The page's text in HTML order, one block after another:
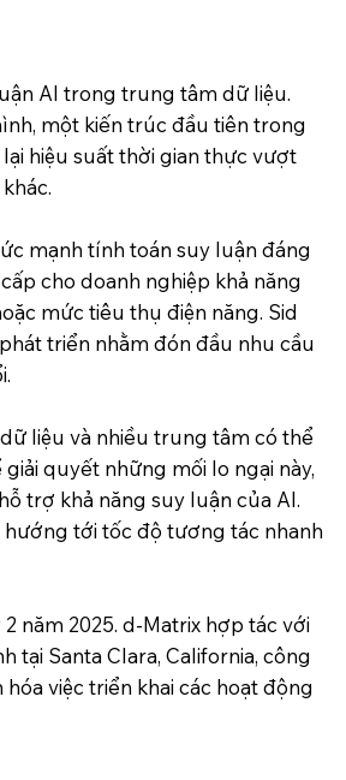
AI trong trung tâm dữ liệu.
một kiến ​​trúc đầu tiên trong
hiệu suất thời gian thực vượt
mạnh tính toán suy luận đáng
cho doanh nghiệp khả năng
mức tiêu thụ điện năng. Sid
triển nhằm đón đầu nhu cầu
liệu và nhiều trung tâm có thể
quyết những mối lo ngại này,
trợ khả năng suy luận của AI.
tới tốc độ tương tác nhanh
năm 2025. d-Matrix hợp tác với
tại Santa Clara, California, công
việc triển khai các hoạt động